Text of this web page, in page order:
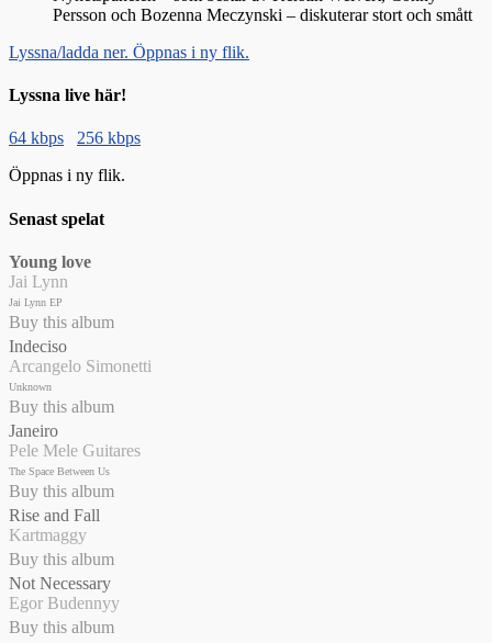
Persson och Bozenna Meczynski – diskuterar stort och smått
Lyssna/ladda ner. Öppnas i ny flik.
Lyssna live här!
64 kbps
256 kbps
Öppnas i ny flik.
Senast spelat
Young love
Jai Lynn
Jai Lynn EP
Buy this album
Indeciso
Arcangelo Simonetti
Unknown
Buy this album
Janeiro
Pele Mele Guitares
The Space Between Us
Buy this album
Rise and Fall
Kartmaggy
Buy this album
Not Necessary
Egor Budennyy
Buy this album